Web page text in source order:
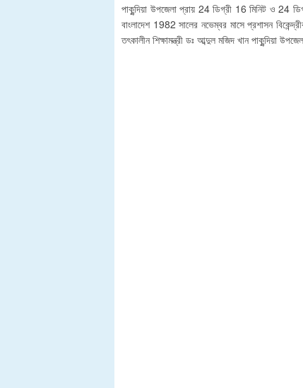
পাকুন্দিয়া উপজেলা প্রায় 24 ডিগ্রী 16 মিনিট ও 24
বাংলাদেশ 1982 সালের নভেম্বর মাসে প্রশাসন
তৎকালীন শিক্ষামন্ত্রী ডঃ আব্দুল মজিদ খান পাকুন্দিয়া